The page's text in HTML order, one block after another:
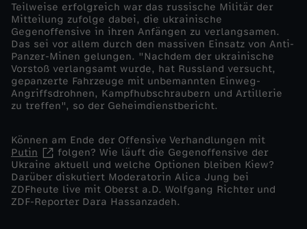
c
h
e
r
r
e
Teilweise erfolgreich war das russische Militär der
Mitteilung zufolge dabei, die ukrainische
Gegenoffensive in ihren Anfängen zu verlangsamen.
Das sei vor allem durch den massiven Einsatz von Anti-
Panzer-Minen gelungen. "Nachdem der ukrainische
Vorstoß verlangsamt wurde, hat Russland versucht,
gepanzerte Fahrzeuge mit unbemannten Einweg-
Angriffsdrohnen, Kampfhubschraubern und Artillerie
zu treffen", so der Geheimdienstbericht.
Können am Ende der Offensive Verhandlungen mit
Putin
folgen? Wie läuft die Gegenoffensive der
Ukraine aktuell und welche Optionen bleiben Kiew?
Darüber diskutiert Moderatorin Alica Jung bei
ZDFheute live mit Oberst a.D. Wolfgang Richter und
ZDF-Reporter Dara Hassanzadeh.